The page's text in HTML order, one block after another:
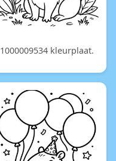
1000009534 kleurplaat.